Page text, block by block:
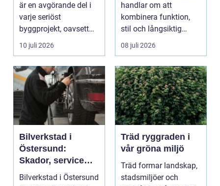
är en avgörande del i
varje seriöst
byggprojekt, oavsett
om det handlar om en
10 juli 2026
handlar om att
kombinera funktion,
stil och långsiktig
ekonomi i samma p...
08 juli 2026
Bilverkstad i
Östersund:
Skador, service
och smarta val för
Bilverkstad i Östersund
Träd ryggraden i
vår gröna miljö
Träd formar landskap,
stadsmiljöer och